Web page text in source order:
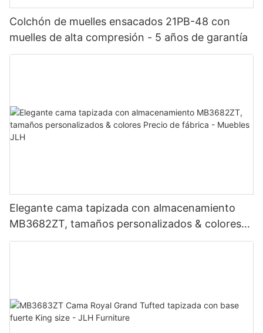
Colchón de muelles ensacados 21PB-48 con
muelles de alta compresión - 5 años de garantía
Elegante cama tapizada con almacenamiento
MB3682ZT, tamaños personalizados & colores
Precio de fábrica - Muebles JLH